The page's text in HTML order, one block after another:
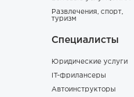
Развлечения, спорт,
туризм
Специалисты
Юридические услуги
IT-фрилансеры
Автоинструкторы